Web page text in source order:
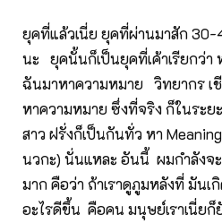
ยุคที่แล้วเนี่ย ยุคที่ผ่านมาสัก 30-
นะ ยุคนั้นก็เป็นยุคที่เค้าเรียกว่
ฉันมาหาความหมาย วิทยากร เ
หาความหมาย ซึ่งที่จริง ก็ในระย
สาว ฝรั่งก็เป็นกันทั่ว หา
นวกะ) นั่นแหละ อันนี้ ผมกำลังจ
มาก คือว่า ถ้าเราดูภูมหลังที่ มัน
อะไรดีขึ้น คือคน มนุษย์เราเนี่ยก็